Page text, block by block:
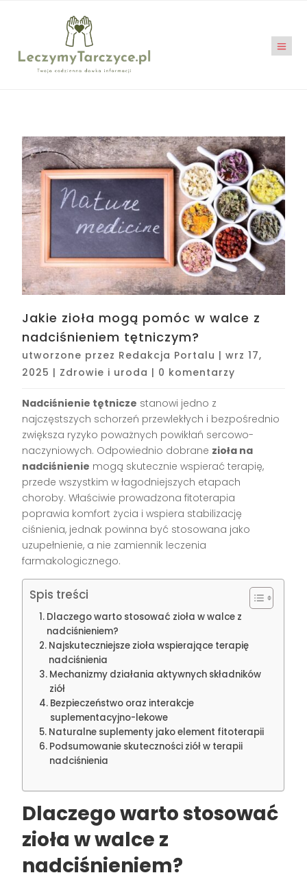
Jakie zioła mogą pomóc w walce z
nadciśnieniem tętniczym?
utworzone przez Redakcja Portalu |wrz 17,
2025 | Zdrowie i uroda | 0 komentarzy
Nadciśnienie tętnicze stanowi jedno z
najczęstszych schorzeń przewlekłych i bezpośrednio
zwiększa ryzyko poważnych powikłań sercowo-
naczyniowych. Odpowiednio dobrane zioła na
nadciśnienie mogą skutecznie wspierać terapię,
przede wszystkim w łagodniejszych etapach
choroby. Właściwie prowadzona fitoterapia
poprawia komfort życia i wspiera stabilizację
ciśnienia, jednak powinna być stosowana jako
uzupełnienie, a nie zamiennik leczenia
farmakologicznego.
Spis treści
Dlaczego warto stosować zioła w walce z
nadciśnieniem?
Najskuteczniejsze zioła wspierające terapię
nadciśnienia
Mechanizmy działania aktywnych składników
ziół
Bezpieczeństwo oraz interakcje
suplementacyjno-lekowe
Naturalne suplementy jako element fitoterapii
Podsumowanie skuteczności ziół w terapii
nadciśnienia
Dlaczego warto stosować
zioła w walce z
nadciśnieniem?